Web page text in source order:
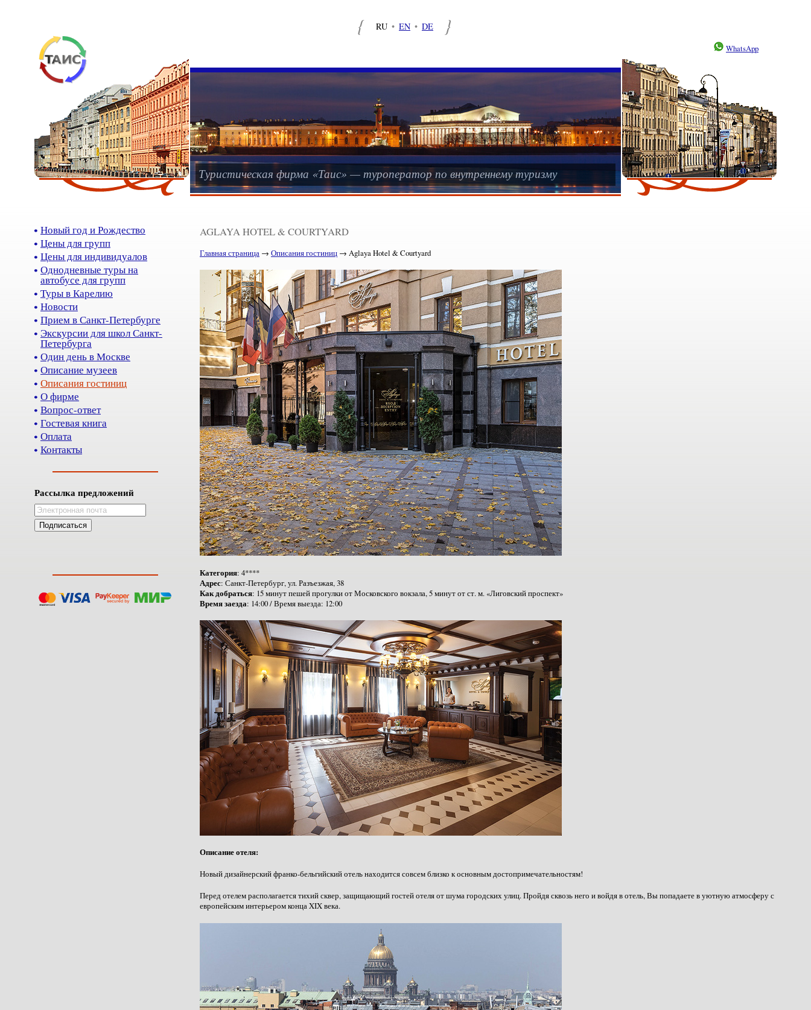
{ RU • EN • DE }
WhatsApp
Туристическая фирма «Таис» — туроператор по внутреннему туризму
Новый год и Рождество
Цены для групп
Цены для индивидуалов
Однодневные туры на
автобусе для групп
Туры в Карелию
Новости
Прием в Санкт-Петербурге
Экскурсии для школ Санкт-
Петербурга
Один день в Москве
Описание музеев
Описания гостиниц
О фирме
Вопрос-ответ
Гостевая книга
Оплата
Контакты
Рассылка предложений
Подписаться
AGLAYA HOTEL & COURTYARD
Главная страница → Описания гостиниц → Aglaya Hotel & Courtyard
Категория: 4****
Адрес: Санкт-Петербург,ул. Разъезжая, 38
Как добраться: 15 минут пешей прогулки от Московского вокзала, 5 минут от ст. м. «Лиговский проспект»
Время заезда: 14:00 / Время выезда: 12:00
Описание отеля:
Новый дизайнерский франко-бельгийский отель находится совсем близко к основным достопримечательностям!
Перед отелем располагается тихий сквер, защищающий гостей отеля от шума городских улиц. Пройдя сквозь него и войдя в отель, Вы попадаете в уютную атмосферу с
европейским интерьером конца XIX века.